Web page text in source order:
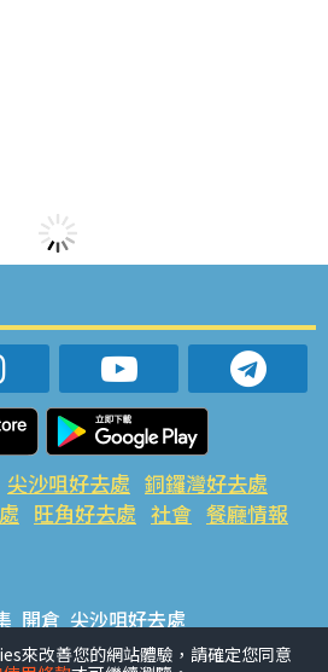
尖沙咀好去處 銅鑼灣好去處
旺角好去處 社會 餐廳情報
開倉 尖沙咀好去處
荃灣好去處 旺角好去處 社會
來改善您的網站體驗，請確定您同意